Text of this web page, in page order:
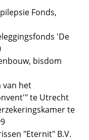
Fonds,
'De
bisdom
van het
te Utrecht
te
"Eternit" B.V.